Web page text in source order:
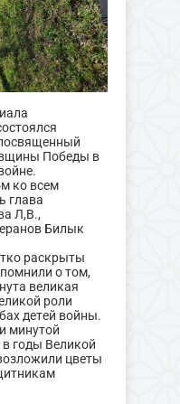
Победы в
ко всем
глава
Л,В.,
Билык
раскрыты
о том,
великая
роли
детей войны.
минутой
годы Великой
цветы